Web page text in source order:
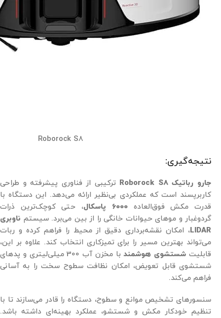
Roborock S8
نتیجه‌گیری:
جارو رباتیک Roborock S8
ترکیبی از فناوری پیشرفته و طراحی
کاربرپسند است که عملکردی بی‌نظیر ارائه می‌دهد. این دستگاه با
قدرت مکش فوق‌العاده6000 پاسکال
، حتی کوچک‌ترین ذرات
گردوغبار و موهای حیوانات خانگی را از بین می‌برد. سیستم ناوبری
LIDAR، امکان نقشه‌برداری دقیق از محیط را فراهم کرده و ربات
می‌تواند بهترین مسیر را برای تمیزکاری انتخاب کند. علاوه بر این،
قابلیت شستشوی هوشمند
با مخزن آب 300 میلی‌لیتری و پدهای
شستشوی قابل تعویض، امکان نظافت سطوح سخت را به آسانی
فراهم می‌کند.
سنسورهای تشخیص موانع و سطوح، دستگاه را قادر می‌سازند تا با
تنظیم خودکار مکش و شستشو، عملکرد بهینه‌ای داشته باشد.